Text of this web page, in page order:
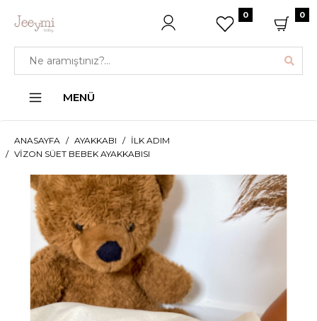
0 0
MENÜ
ANASAYFA AYAKKABI
İLK ADIM
VIZON SÜET BEBEK AYAKKABISI